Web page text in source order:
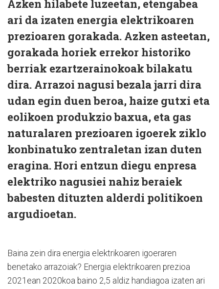
Azken hilabete luzeetan, etengabea
ari da izaten energia elektrikoaren
prezioaren gorakada. Azken asteetan,
gorakada horiek errekor historiko
berriak ezartzerainokoak bilakatu
dira. Arrazoi nagusi bezala jarri dira
udan egin duen beroa, haize gutxi eta
eolikoen produkzio baxua, eta gas
naturalaren prezioaren igoerek ziklo
konbinatuko zentraletan izan duten
eragina. Hori entzun diegu enpresa
elektriko nagusiei nahiz beraiek
babesten dituzten alderdi politikoen
argudioetan.
Baina zein dira energia elektrikoaren igoeraren
benetako arrazoiak? Energia elektrikoaren prezioa
2021ean 2020koa baino 2,5 aldiz handiagoa izaten ari